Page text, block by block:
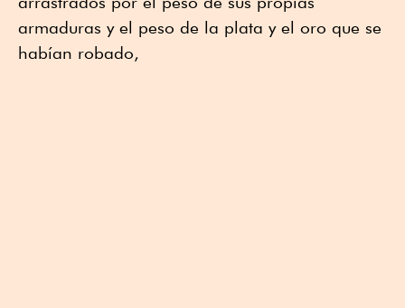
armaduras y el peso de la plata y el oro que se
habían robado,